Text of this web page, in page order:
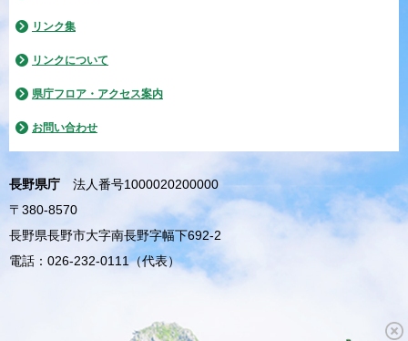
リンク集
リンクについて
県庁フロア・アクセス案内
お問い合わせ
長野県庁
法人番号1000020200000
〒380-8570
長野県長野市大字南長野字幅下692-2
電話：026-232-0111（代表）